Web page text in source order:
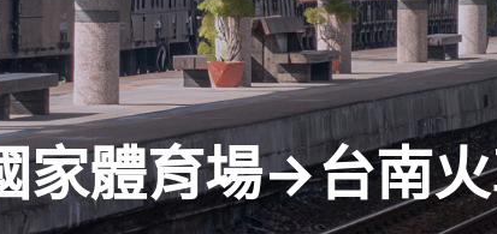
家體育場→台南